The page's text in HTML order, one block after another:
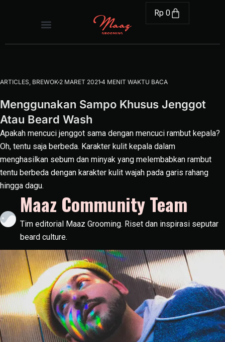
Rp 0
ARTICLES BREWOK 2 MARET 2021 4 MENIT WAKTU BACA
Menggunakan Sampo Khusus Jenggot
Atau Beard Wash
Apakah mencuci jenggot sama dengan mencuci rambut kepala?
Oh, tentu saja berbeda. Karakter kulit kepala dalam
menghasilkan sebum dan minyak yang melembabkan rambut
tentu berbeda dengan karakter kulit wajah pada garis rahang
hingga dagu.
Maaz Community Team
Tim editorial Maaz Grooming. Riset dan inspirasi seputar
beard culture.